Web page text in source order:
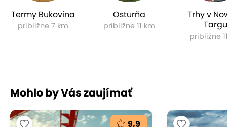
Termy Bukovina
približne 7 km
Osturňa
približne 11 km
Trhy v
Targu
približne
Mohlo by Vás zaujímať
9,9